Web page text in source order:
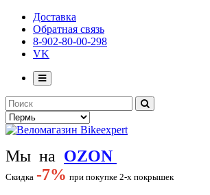
Доставка
Обратная связь
8-902-80-00-298
VK
Мы на OZON
Скидка -7% при покупке 2-х покрышек